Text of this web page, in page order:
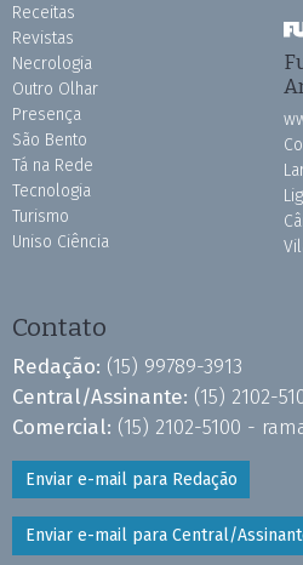
Receitas
Revistas
Necrologia
Outro Olhar
Presença
São Bento
Tá na Rede
Tecnologia
Turismo
Uniso Ciência
Contato
Redação: (15) 99789-3913
Central/Assinante: (15) 2102-
Comercial: (15) 2102-5100 -
Enviar e-mail para Redação
Enviar e-mail para Central/